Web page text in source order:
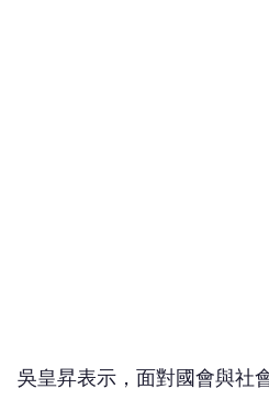
吳皇昇表示，面對國會與社